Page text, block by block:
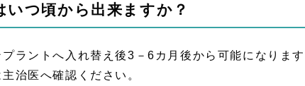
つ頃から出来ますか？
ラントへ入れ替え後3－6カ月後から可能になりま
治医へ確認ください。